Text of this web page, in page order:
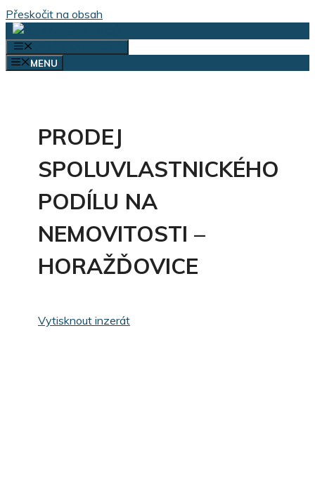
Přeskočit na obsah
MENU
PRODEJ
SPOLUVLASTNICKÉHO
PODÍLU NA
NEMOVITOSTI –
HORAŽĎOVICE
Vytisknout inzerát